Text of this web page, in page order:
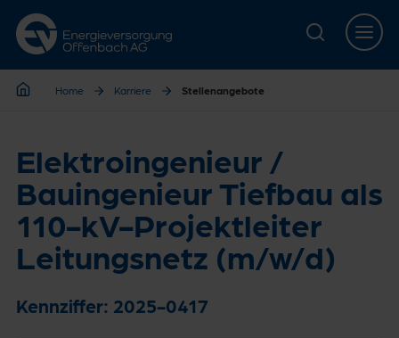
Zur Hauptnavigation springen
Zur Servicelasche springen
Zum Hauptinhalt springen
Zur Footernavigation springen
Home Karriere Stellenangebote
Elektroingenieur /
Bauingenieur Tiefbau als
110-kV-Projektleiter
Leitungsnetz (m/w/d)
Kennziffer: 2025-0417